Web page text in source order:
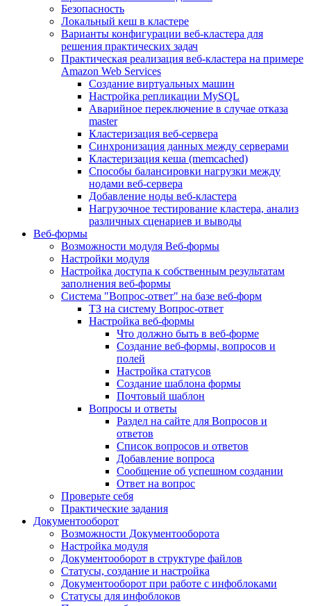
Безопасность
Локальный кеш в кластере
Варианты конфигурации веб-кластера для
решения практических задач
Практическая реализация веб-кластера на примере
Amazon Web Services
Создание виртуальных машин
Настройка репликации MySQL
Аварийное переключение в случае отказа
master
Кластеризация веб-сервера
Синхронизация данных между серверами
Кластеризация кеша (memcached)
Способы балансировки нагрузки между
нодами веб-сервера
Добавление ноды веб-кластера
Нагрузочное тестирование кластера, анализ
различных сценариев и выводы
Веб-формы
Возможности модуля Веб-формы
Настройки модуля
Настройка доступа к собственным результатам
заполнения веб-формы
Система "Вопрос-ответ" на базе веб-форм
ТЗ на систему Вопрос-ответ
Настройка веб-формы
Что должно быть в веб-форме
Создание веб-формы, вопросов и
полей
Настройка статусов
Создание шаблона формы
Почтовый шаблон
Вопросы и ответы
Раздел на сайте для Вопросов и
ответов
Список вопросов и ответов
Добавление вопроса
Сообщение об успешном создании
Ответ на вопрос
Проверьте себя
Практические задания
Документооборот
Возможности Документооборота
Настройка модуля
Документооборот в структуре файлов
Статусы, создание и настройка
Документооборот при работе с инфоблоками
Статусы для инфоблоков